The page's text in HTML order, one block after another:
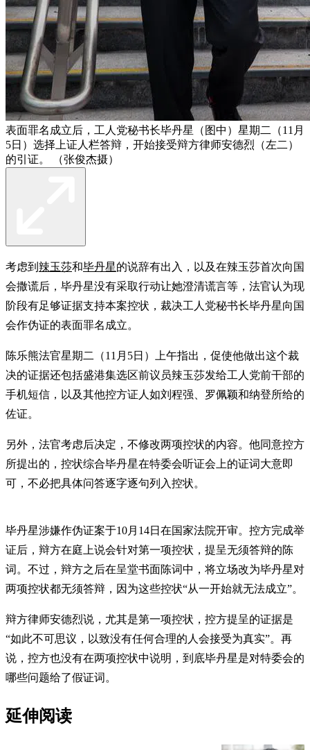
表面罪名成立后，工人党秘书长毕丹星（图中）星期二（11月
5日）选择上证人栏答辩，开始接受辩方律师安德烈（左二）
的引证。 （张俊杰摄）
考虑到 辣玉莎和毕丹星的说辞有出入，以及在辣玉莎首次向国
会撒谎后，毕丹星没有采取行动让她澄清谎言等，法官认为现
阶段有足够证据支持本案控状，裁决工人党秘书长毕丹星向国
会作伪证的表面罪名成立。
陈乐熊法官星期二（11月5日）上午指出，促使他做出这个裁
决的证据还包括盛港集选区前议员辣玉莎发给工人党前干部的
手机短信，以及其他控方证人如刘程强、罗佩颖和纳登所给的
佐证。
另外，法官考虑后决定，不修改两项控状的内容。他同意控方
所提出的，控状综合毕丹星在特委会听证会上的证词大意即
可，不必把具体问答逐字逐句列入控状。
毕丹星涉嫌作伪证案于10月14日在国家法院开审。控方完成举
证后，辩方在庭上说会针对第一项控状，提呈无须答辩的陈
词。不过，辩方之后在呈堂书面陈词中，将立场改为毕丹星对
两项控状都无须答辩，因为这些控状“从一开始就无法成立”。
辩方律师安德烈说，尤其是第一项控状，控方提呈的证据是
“如此不可思议，以致没有任何合理的人会接受为真实”。再
说，控方也没有在两项控状中说明，到底毕丹星是对特委会的
哪些问题给了假证词。
延伸阅读